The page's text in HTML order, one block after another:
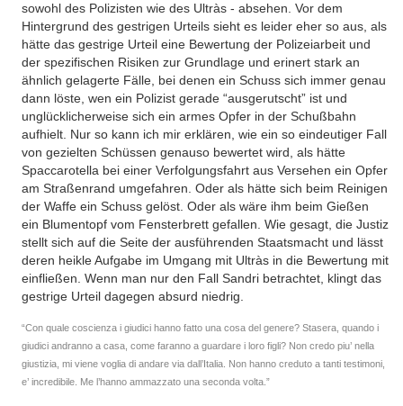
sowohl des Polizisten wie des Ultràs - absehen. Vor dem
Hintergrund des gestrigen Urteils sieht es leider eher so aus, als
hätte das gestrige Urteil eine Bewertung der Polizeiarbeit und
der spezifischen Risiken zur Grundlage und erinert stark an
ähnlich gelagerte Fälle, bei denen ein Schuss sich immer genau
dann löste, wen ein Polizist gerade “ausgerutscht” ist und
unglücklicherweise sich ein armes Opfer in der Schußbahn
aufhielt. Nur so kann ich mir erklären, wie ein so eindeutiger Fall
von gezielten Schüssen genauso bewertet wird, als hätte
Spaccarotella bei einer Verfolgungsfahrt aus Versehen ein Opfer
am Straßenrand umgefahren. Oder als hätte sich beim Reinigen
der Waffe ein Schuss gelöst. Oder als wäre ihm beim Gießen
ein Blumentopf vom Fensterbrett gefallen. Wie gesagt, die Justiz
stellt sich auf die Seite der ausführenden Staatsmacht und lässt
deren heikle Aufgabe im Umgang mit Ultràs in die Bewertung mit
einfließen. Wenn man nur den Fall Sandri betrachtet, klingt das
gestrige Urteil dagegen absurd niedrig.
“Con quale coscienza i giudici hanno fatto una cosa del genere? Stasera, quando i
giudici andranno a casa, come faranno a guardare i loro figli? Non credo piu’ nella
giustizia, mi viene voglia di andare via dall’Italia. Non hanno creduto a tanti testimoni,
e’ incredibile. Me l’hanno ammazzato una seconda volta.”